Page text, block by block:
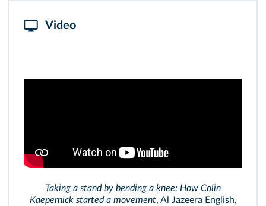
Video
Taking a stand by bending a knee: How Colin
Kaepernick started a movement, Al Jazeera English,